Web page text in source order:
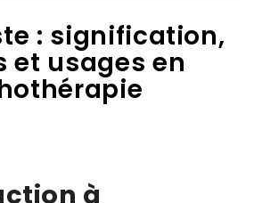
: signification,
et usages en
à